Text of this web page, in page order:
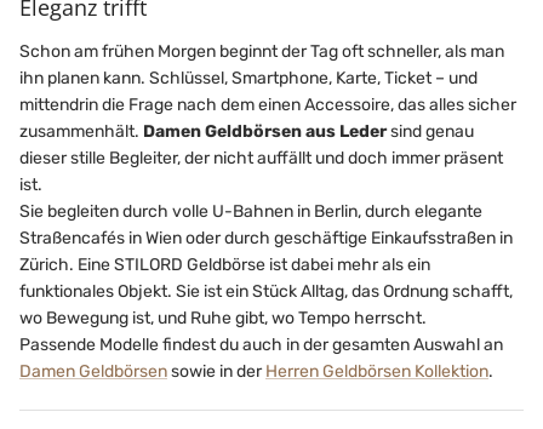
Eleganz trifft
Schon am frühen Morgen beginnt der Tag oft schneller, als man
ihn planen kann. Schlüssel, Smartphone, Karte, Ticket – und
mittendrin die Frage nach dem einen Accessoire, das alles sicher
zusammenhält. Damen Geldbörsen aus Ledersind genau
dieser stille Begleiter, der nicht auffällt und doch immer präsent
ist.
Sie begleiten durch volle U-Bahnen in Berlin, durch elegante
Straßencafés in Wien oder durch geschäftige Einkaufsstraßen in
Zürich. Eine STILORD Geldbörse ist dabei mehr als ein
funktionales Objekt. Sie ist ein Stück Alltag, das Ordnung schafft,
wo Bewegung ist, und Ruhe gibt, wo Tempo herrscht.
Passende Modelle findest du auch in der gesamten Auswahl an
Damen Geldbörsensowie in derHerren Geldbörsen Kollektion.